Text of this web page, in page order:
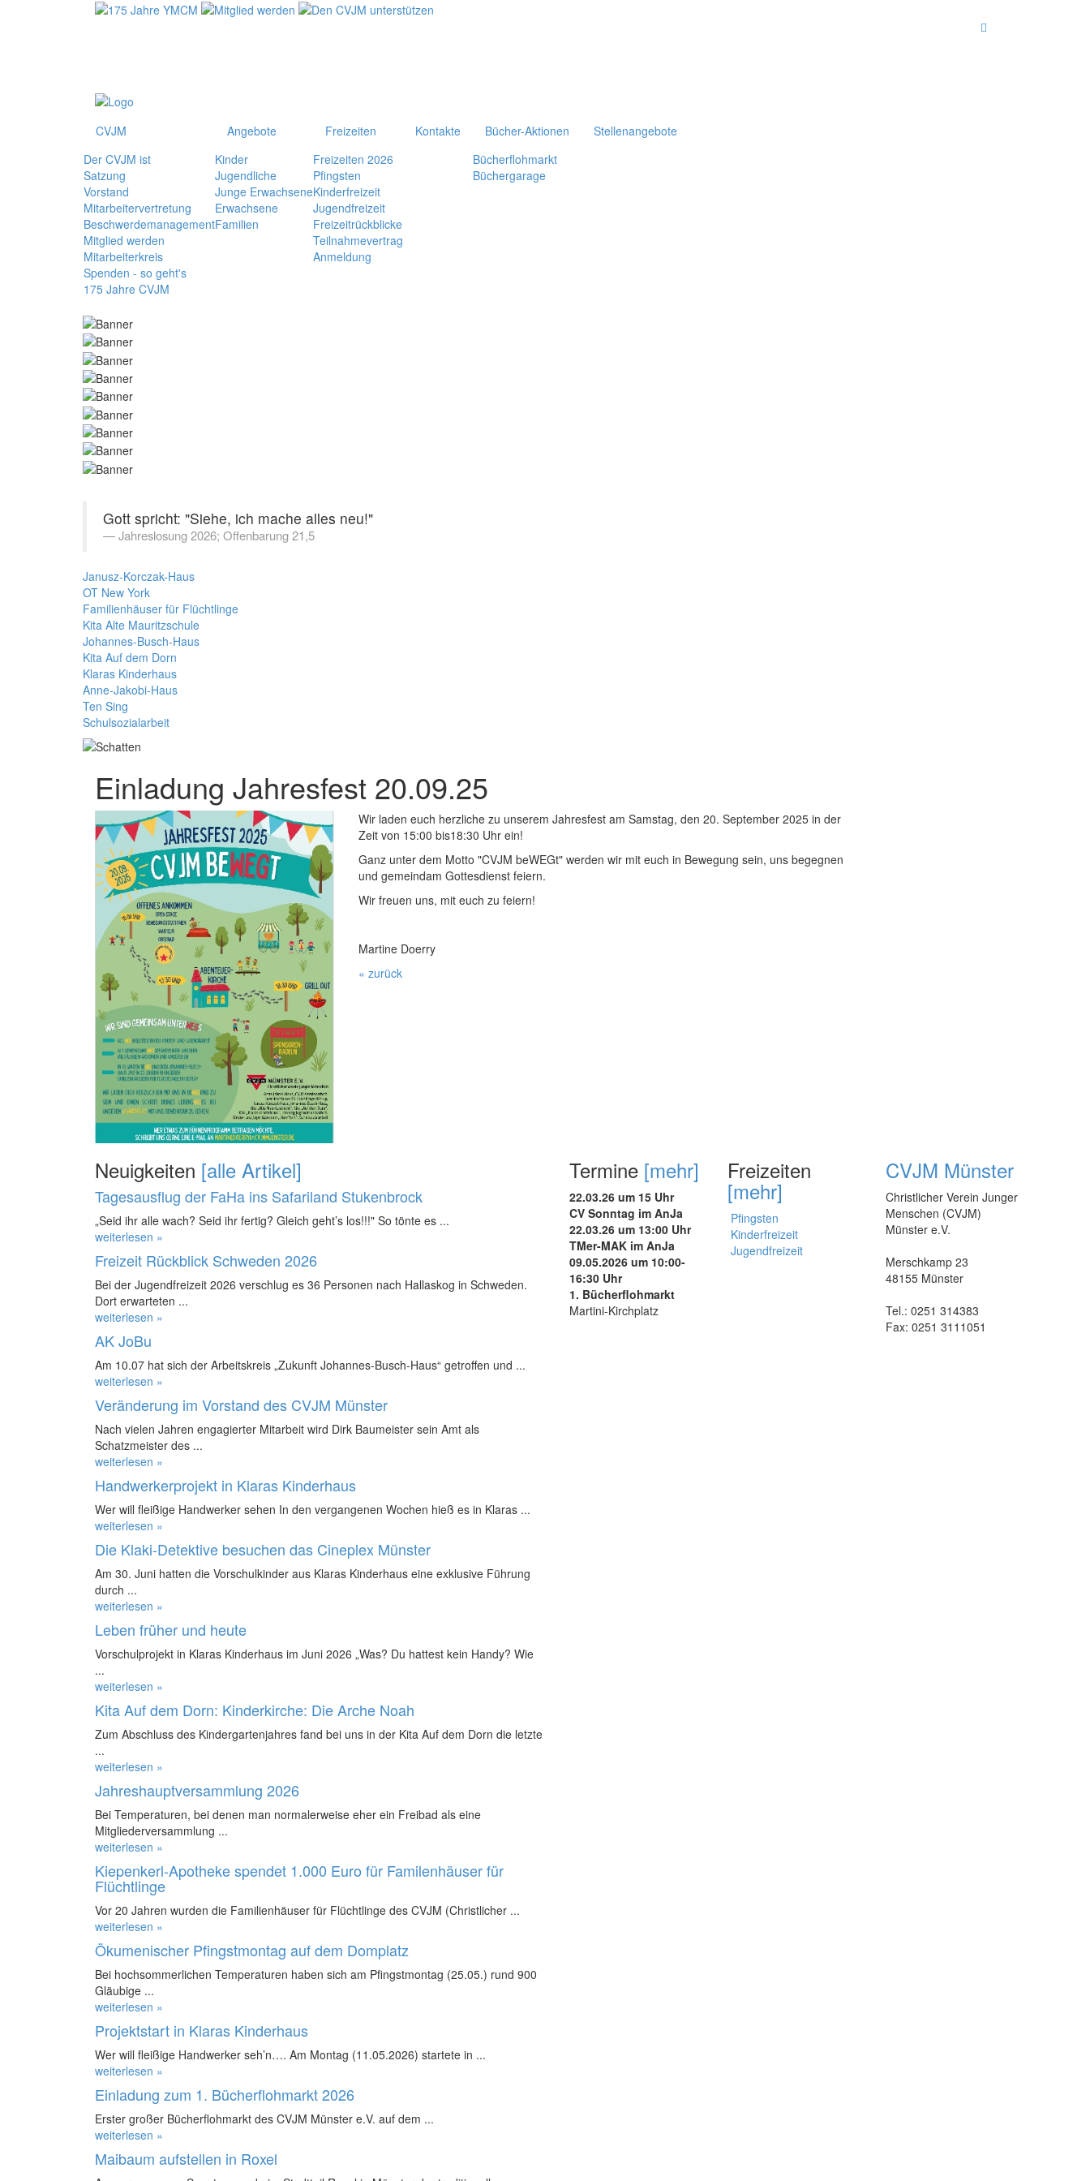
CVJM
Der CVJM ist
Satzung
Vorstand
Mitarbeitervertretung
Beschwerdemanagement
Mitglied werden
Mitarbeiterkreis
Spenden - so geht's
175 Jahre CVJM
Angebote
Kinder
Jugendliche
Junge Erwachsene
Erwachsene
Familien
Freizeiten
Freizeiten 2026
Pfingsten
Kinderfreizeit
Jugendfreizeit
Freizeitrückblicke
Teilnahmevertrag
Anmeldung
Kontakte
Bücher-Aktionen
Bücherflohmarkt
Büchergarage
Stellenangebote
Gott spricht: "Siehe, ich mache alles neu!"
Jahreslosung 2026; Offenbarung 21,5
Janusz-Korczak-Haus
OT New York
Familienhäuser für Flüchtlinge
Kita Alte Mauritzschule
Johannes-Busch-Haus
Kita Auf dem Dorn
Klaras Kinderhaus
Anne-Jakobi-Haus
Ten Sing
Schulsozialarbeit
Einladung Jahresfest 20.09.25
Wir laden euch herzliche zu unserem Jahresfest am Samstag, den 20. September 2025 in der
Zeit von 15:00 bis18:30 Uhr ein!
Ganz unter dem Motto "CVJM beWEGt" werden wir mit euch in Bewegung sein, uns begegnen
und gemeindam Gottesdienst feiern.
Wir freuen uns, mit euch zu feiern!
Martine Doerry
« zurück
Neuigkeiten [alle Artikel]
Tagesausflug der FaHa ins Safariland Stukenbrock
„Seid ihr alle wach? Seid ihr fertig? Gleich geht’s los!!!" So tönte es ...
weiterlesen »
Freizeit Rückblick Schweden 2026
Bei der Jugendfreizeit 2026 verschlug es 36 Personen nach Hallaskog in Schweden.
Dort erwarteten ...
weiterlesen »
AK JoBu
Am 10.07 hat sich der Arbeitskreis „Zukunft Johannes-Busch-Haus“ getroffen und ...
weiterlesen »
Veränderung im Vorstand des CVJM Münster
Nach vielen Jahren engagierter Mitarbeit wird Dirk Baumeister sein Amt als
Schatzmeister des ...
weiterlesen »
Handwerkerprojekt in Klaras Kinderhaus
Wer will fleißige Handwerker sehen In den vergangenen Wochen hieß es in Klaras ...
weiterlesen »
Die Klaki-Detektive besuchen das Cineplex Münster
Am 30. Juni hatten die Vorschulkinder aus Klaras Kinderhaus eine exklusive Führung
durch ...
weiterlesen »
Leben früher und heute
Vorschulprojekt in Klaras Kinderhaus im Juni 2026 „Was? Du hattest kein Handy? Wie
...
weiterlesen »
Kita Auf dem Dorn: Kinderkirche: Die Arche Noah
Zum Abschluss des Kindergartenjahres fand bei uns in der Kita Auf dem Dorn die letzte
...
weiterlesen »
Jahreshauptversammlung 2026
Bei Temperaturen, bei denen man normalerweise eher ein Freibad als eine
Mitgliederversammlung ...
weiterlesen »
Kiepenkerl-Apotheke spendet 1.000 Euro für Familenhäuser für
Flüchtlinge
Vor 20 Jahren wurden die Familienhäuser für Flüchtlinge des CVJM (Christlicher ...
weiterlesen »
Ökumenischer Pfingstmontag auf dem Domplatz
Bei hochsommerlichen Temperaturen haben sich am Pfingstmontag (25.05.) rund 900
Gläubige ...
weiterlesen »
Projektstart in Klaras Kinderhaus
Wer will fleißige Handwerker seh’n…. Am Montag (11.05.2026) startete in ...
weiterlesen »
Einladung zum 1. Bücherflohmarkt 2026
Erster großer Bücherflohmarkt des CVJM Münster e.V. auf dem ...
weiterlesen »
Maibaum aufstellen in Roxel
Termine [mehr]
22.03.26 um 15 Uhr
CV Sonntag im AnJa
22.03.26 um 13:00 Uhr
TMer-MAK im AnJa
09.05.2026 um 10:00-
16:30 Uhr
1. Bücherflohmarkt
Martini-Kirchplatz
Freizeiten
[mehr]
Pfingsten
Kinderfreizeit
Jugendfreizeit
CVJM Münster
Christlicher Verein Junger
Menschen (CVJM)
Münster e.V.
Merschkamp 23
48155 Münster
Tel.: 0251 314383
Fax: 0251 3111051